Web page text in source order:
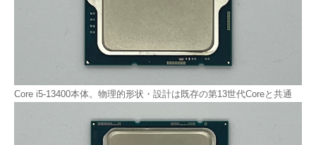
Core i5-13400本体。物理的形状・設計は既存の第13世代Coreと共通